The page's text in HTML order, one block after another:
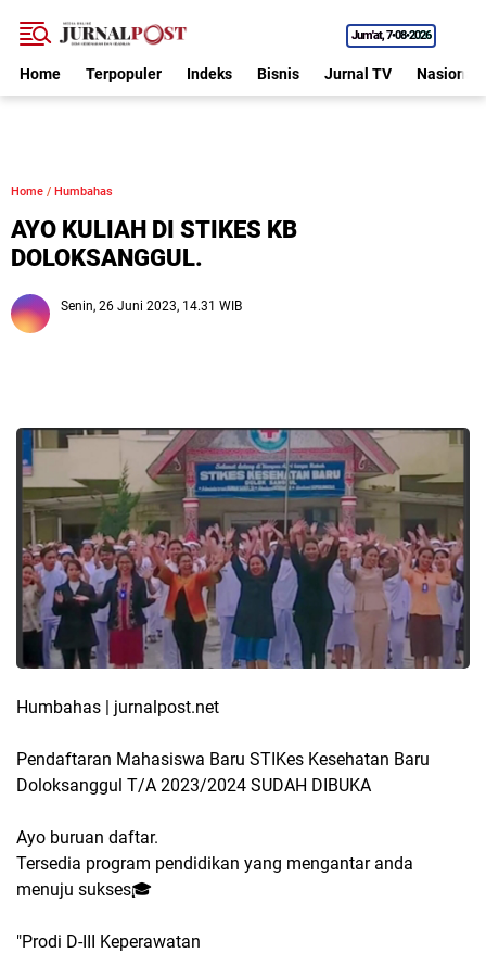
Jum'at 7•08•2026
Home Terpopuler Indeks Bisnis Jurnal TV Nasional
Home / Humbahas
AYO KULIAH DI STIKES KB
DOLOKSANGGUL.
Senin, 26 Juni 2023, 14.31 WIB
Humbahas | jurnalpost.net
Pendaftaran Mahasiswa Baru STIKes Kesehatan Baru
Doloksanggul T/A 2023/2024 SUDAH DIBUKA
Ayo buruan daftar.
Tersedia program pendidikan yang mengantar anda
menuju sukses🎓
"Prodi D-III Keperawatan